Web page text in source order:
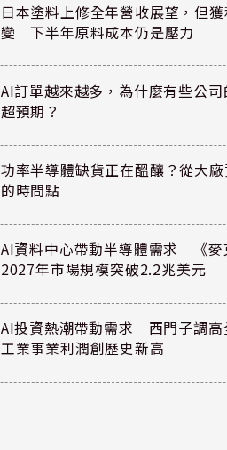
日本塗料上修全年營收展望，但
變 下半年原料成本仍是壓力
AI訂單越來越多，為什麼有些公
超預期？
功率半導體缺貨正在醞釀？從大
的時間點
AI資料中心帶動半導體需求 《麥
2027年市場規模突破2.2兆美元
AI投資熱潮帶動需求 西門子調高
工業事業利潤創歷史新高